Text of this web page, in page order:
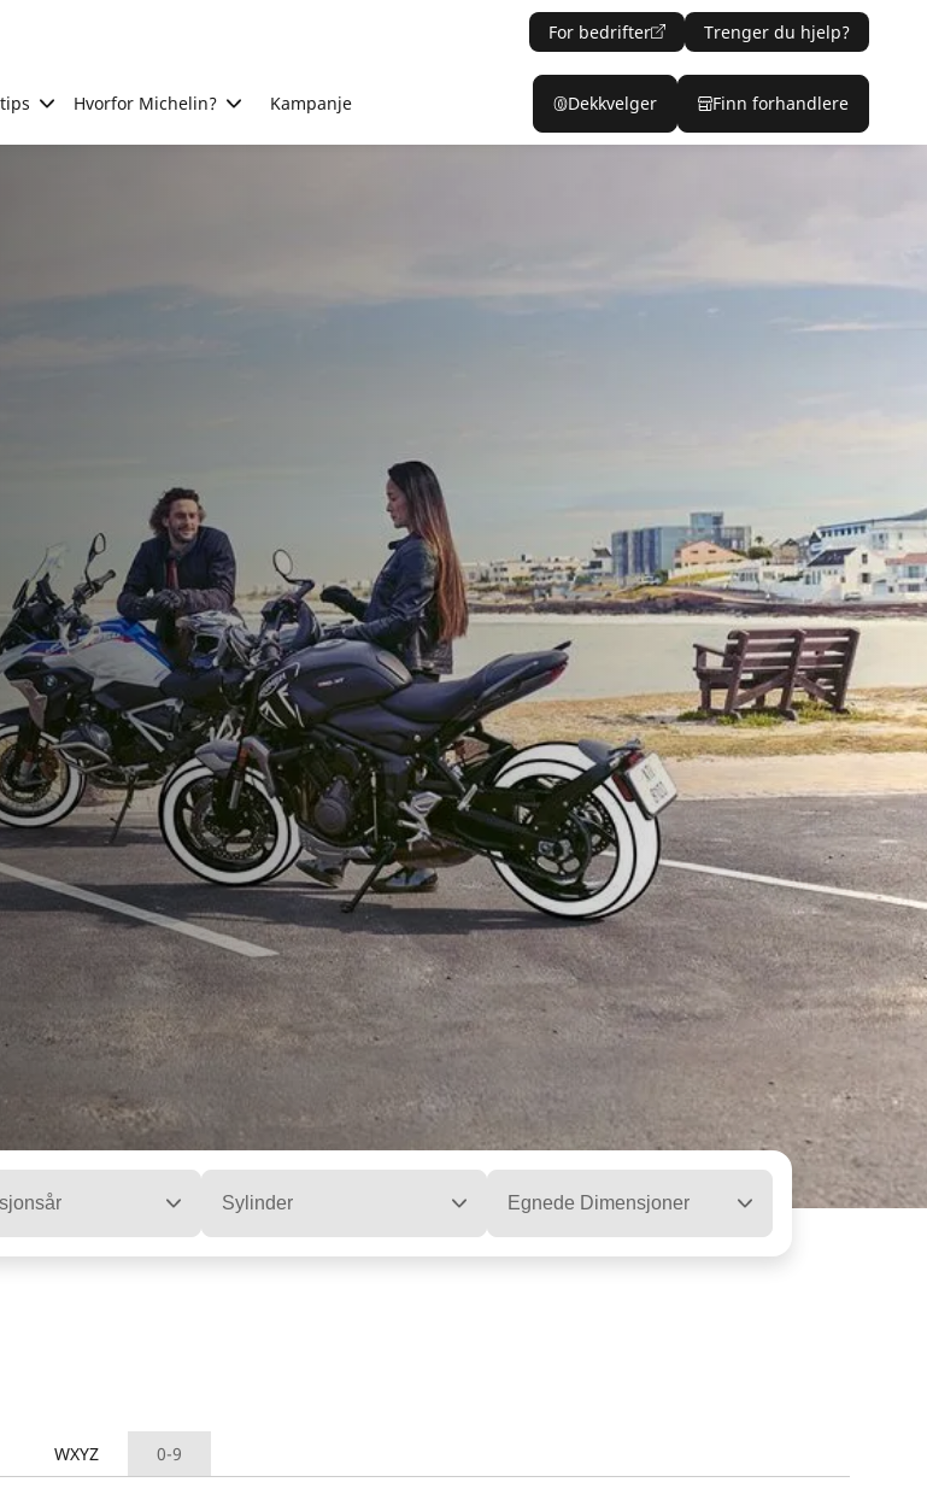
For bedrifter Trenger du hjelp?
Hvorfor Michelin? Kampanje Dekkvelger Finn forhandlere
Sylinder Egnede Dimensjoner
WXYZ 0-9